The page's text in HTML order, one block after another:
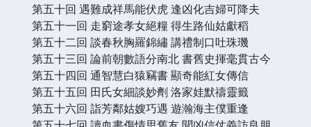
第五十回 遇難成祥馬能伏虎 逢凶化吉婦可降夫
第五十一回 走窮途孝女絕糧 得生路仙姑獻稻
第五十二回 談春秋胸羅錦繡 講禮制口吐珠璣
第五十三回 論前朝數語分南北 書舊史揮毫貫古今
第五十四回 通智慧白猿竊書 顯奇能紅女傳信
第五十五回 田氏女細談妙劑 洛家娃默禱靈籤
第五十六回 詣芳鄰姑嫂巧遇 遊瀚海主僕重逢